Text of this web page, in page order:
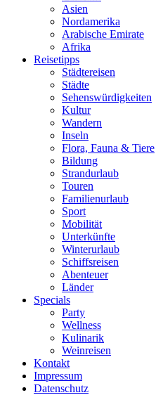
Asien
Nordamerika
Arabische Emirate
Afrika
Reisetipps
Städtereisen
Städte
Sehenswürdigkeiten
Kultur
Wandern
Inseln
Flora, Fauna & Tiere
Bildung
Strandurlaub
Touren
Familienurlaub
Sport
Mobilität
Unterkünfte
Winterurlaub
Schiffsreisen
Abenteuer
Länder
Specials
Party
Wellness
Kulinarik
Weinreisen
Kontakt
Impressum
Datenschutz